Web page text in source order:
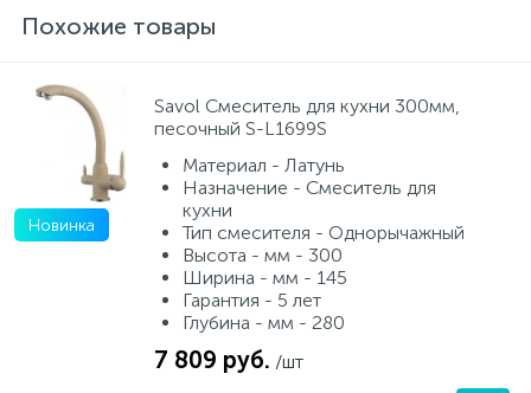
Похожие товары
Новинка
Savol Смеситель для кухни 300мм,
песочный S-L1699S
Материал - Латунь
Назначение - Смеситель для
кухни
Тип смесителя - Однорычажный
Высота - мм - 300
Ширина - мм - 145
Гарантия - 5 лет
Глубина - мм - 280
7 809 руб. /шт